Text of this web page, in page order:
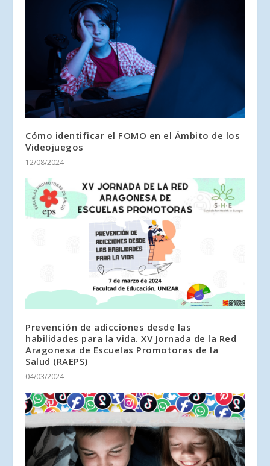
Cómo identificar el FOMO en el Ámbito de los
Videojuegos
12/08/2024
Prevención de adicciones desde las
habilidades para la vida. XV Jornada de la Red
Aragonesa de Escuelas Promotoras de la
Salud (RAEPS)
04/03/2024